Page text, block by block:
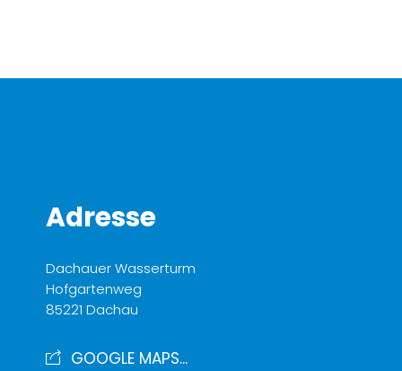
Adresse
Dachauer Wasserturm
Hofgartenweg
85221 Dachau
GOOGLE MAPS...